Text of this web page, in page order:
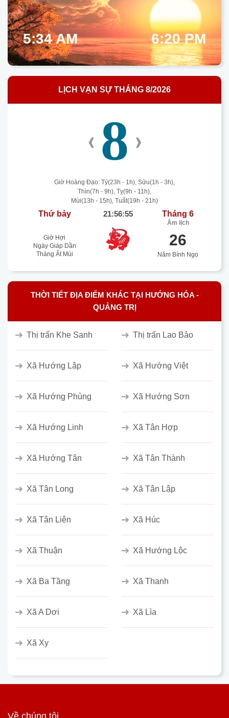
5:34 AM 6:20 PM
LỊCH VẠN SỰ THÁNG 8/2026
‹ 8 ›
Giờ Hoàng Đạo: Tý(23h - 1h), Sửu(1h - 3h),
Thìn(7h - 9h), Tỵ(9h - 11h),
Mùi(13h - 15h), Tuất(19h - 21h)
Thứ bảy 21:56:55 Tháng 6
Âm lịch
Giờ Hợi
Ngày Giáp Dần
Tháng Ất Mùi
26
Năm Bính Ngọ
THỜI TIẾT ĐỊA ĐIỂM KHÁC TẠI HƯỚNG HÓA -
QUẢNG TRỊ
Thị trấn Khe Sanh Thị trấn Lao Bảo
Xã Hướng Lập Xã Hướng Việt
Xã Hướng Phùng Xã Hướng Sơn
Xã Hướng Linh Xã Tân Hợp
Xã Hướng Tân Xã Tân Thành
Xã Tân Long Xã Tân Lập
Xã Tân Liên Xã Húc
Xã Thuận Xã Hướng Lộc
Xã Ba Tầng Xã Thanh
Xã A Dơi Xã Lìa
Xã Xy